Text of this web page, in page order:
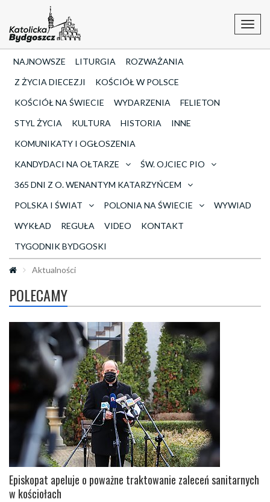
NAJNOWSZE LITURGIA
ROZWAŻANIA
Z ŻYCIA DIECEZJI
KOŚCIÓŁ W POLSCE
KOŚCIÓŁ NA ŚWIECIE
WYDARZENIA
FELIETON
STYL ŻYCIA
KULTURA HISTORIA
INNE
KOMUNIKATY I OGŁOSZENIA
KANDYDACI NA OŁTARZE
ŚW. OJCIEC PIO
365 DNI Z O. WENANTYM KATARZYŃCEM
POLSKA I ŚWIAT
POLONIA NA ŚWIECIE
WYWIAD
WYKŁAD
REGUŁA VIDEO
KONTAKT
TYGODNIK BYDGOSKI
Aktualności
POLECAMY
Episkopat apeluje o poważne traktowanie zaleceń sanitarnych
w kościołach